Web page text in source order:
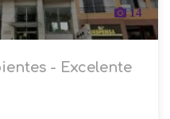
14
- Excelente